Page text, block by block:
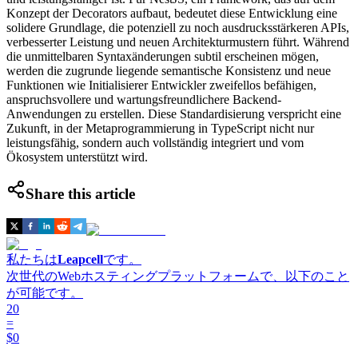
Konzept der Decorators aufbaut, bedeutet diese Entwicklung eine
solidere Grundlage, die potenziell zu noch ausdrucksstärkeren APIs,
verbesserter Leistung und neuen Architekturmustern führt. Während
die unmittelbaren Syntaxänderungen subtil erscheinen mögen,
werden die zugrunde liegende semantische Konsistenz und neue
Funktionen wie Initialisierer Entwickler zweifellos befähigen,
anspruchsvollere und wartungsfreundlichere Backend-
Anwendungen zu erstellen. Diese Standardisierung verspricht eine
Zukunft, in der Metaprogrammierung in TypeScript nicht nur
leistungsfähig, sondern auch vollständig integriert und vom
Ökosystem unterstützt wird.
Share this article
私たちはLeapcellです。
次世代のWebホスティングプラットフォームで、以下のこと
が可能です。
20
=
$0